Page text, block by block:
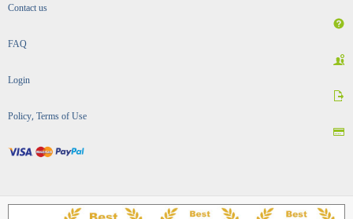
Contact us
FAQ
Login
Policy, Terms of Use